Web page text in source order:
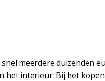
meerdere duizenden
interieur. Bij het